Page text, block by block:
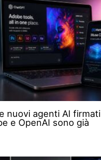
nuovi agenti AI firmati
e OpenAI sono già